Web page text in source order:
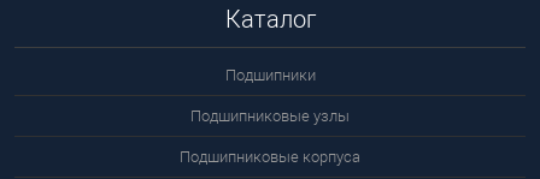
Каталог
Подшипники
Подшипниковые узлы
Подшипниковые корпуса